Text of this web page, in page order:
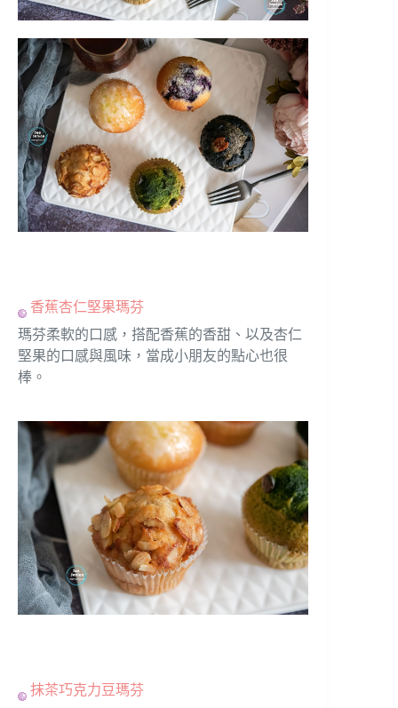
香蕉杏仁堅果瑪芬
瑪芬柔軟的口感，搭配香蕉的香甜、以及杏仁
堅果的口感與風味，當成小朋友的點心也很
棒。
抹茶巧克力豆瑪芬